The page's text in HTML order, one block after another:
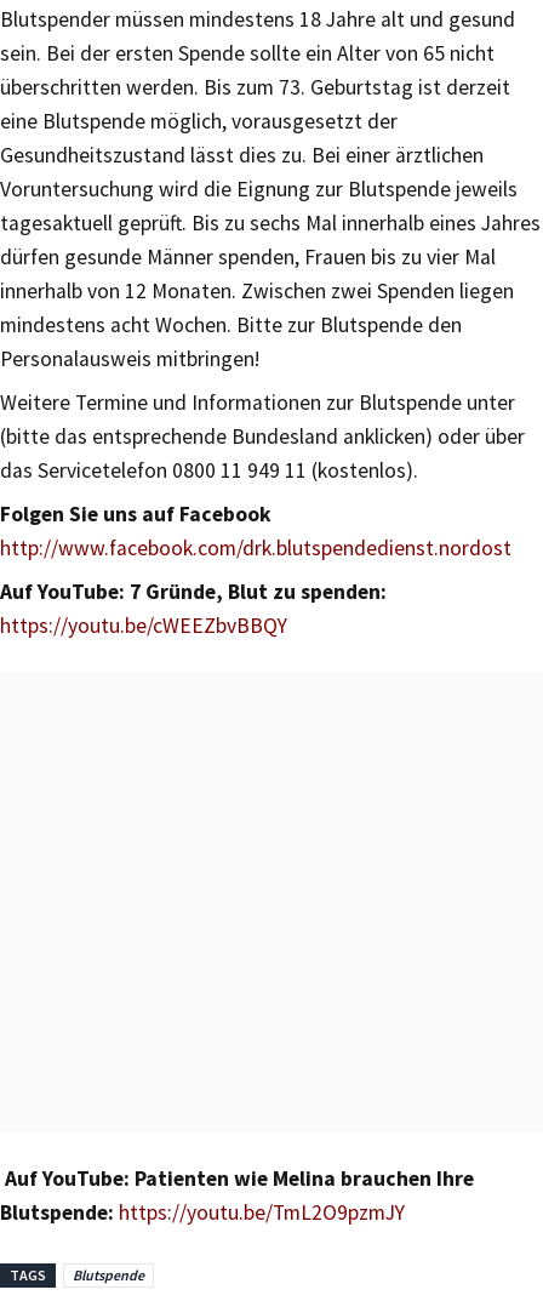
Blutspender müssen mindestens 18 Jahre alt und gesund
sein. Bei der ersten Spende sollte ein Alter von 65 nicht
überschritten werden. Bis zum 73. Geburtstag ist derzeit
eine Blutspende möglich, vorausgesetzt der
Gesundheitszustand lässt dies zu. Bei einer ärztlichen
Voruntersuchung wird die Eignung zur Blutspende jeweils
tagesaktuell geprüft. Bis zu sechs Mal innerhalb eines Jahres
dürfen gesunde Männer spenden, Frauen bis zu vier Mal
innerhalb von 12 Monaten. Zwischen zwei Spenden liegen
mindestens acht Wochen. Bitte zur Blutspende den
Personalausweis mitbringen!
Weitere Termine und Informationen zur Blutspende unter
(bitte das entsprechende Bundesland anklicken) oder über
das Servicetelefon 0800 11 949 11 (kostenlos).
Folgen Sie uns auf Facebook
http://www.facebook.com/drk.blutspendedienst.nordost
Auf YouTube: 7 Gründe, Blut zu spenden:
https://youtu.be/cWEEZbvBBQY
Auf YouTube: Patienten wie Melina brauchen Ihre
Blutspende: https://youtu.be/TmL2O9pzmJY
TAGS Blutspende